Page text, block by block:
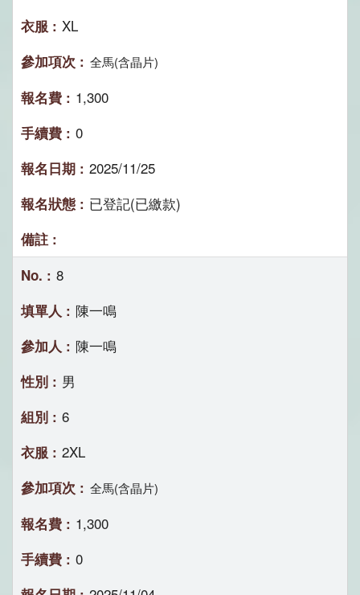
XL
全馬(含晶片)
1,300
0
2025/11/25
已登記(已繳款)
8
陳一鳴
陳一鳴
男
6
2XL
全馬(含晶片)
1,300
0